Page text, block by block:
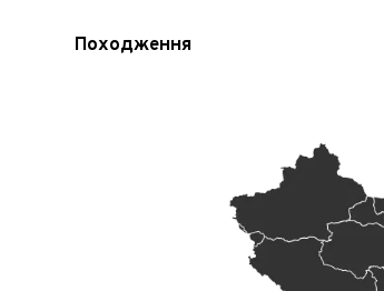
Походження